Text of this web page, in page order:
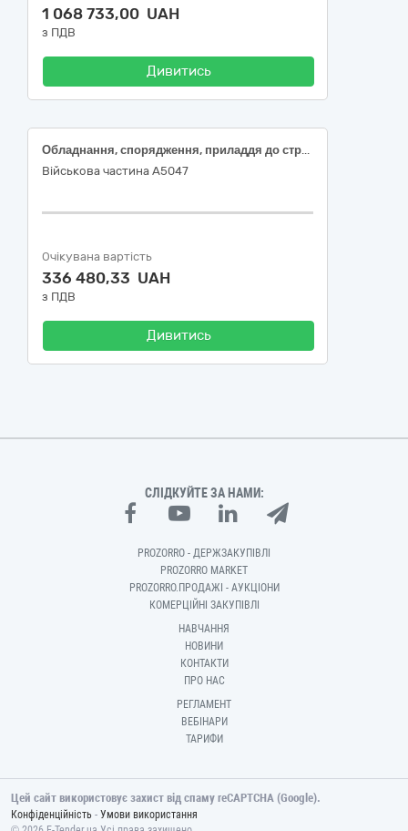
1 068 733,00 UAH
з ПДВ
Дивитись
Обладнання, спорядження, приладдя до страйкболу
Військова частина А5047
Очікувана вартість
336 480,33 UAH
з ПДВ
Дивитись
СЛІДКУЙТЕ ЗА НАМИ:
PROZORRO - ДЕРЖЗАКУПІВЛІ
PROZORRO MARKET
PROZORRO.ПРОДАЖІ - АУКЦІОНИ
КОМЕРЦІЙНІ ЗАКУПІВЛІ
НАВЧАННЯ
НОВИНИ
КОНТАКТИ
ПРО НАС
РЕГЛАМЕНТ
ВЕБІНАРИ
ТАРИФИ
Цей сайт використовує захист від спаму reCAPTCHA (Google).
Конфіденційність - Умови використання